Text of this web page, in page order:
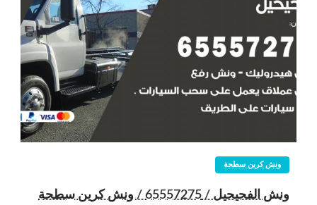
ونش كرين سطحة
ونش الفحيحيل / 65557275 / ونش كرين سطحة